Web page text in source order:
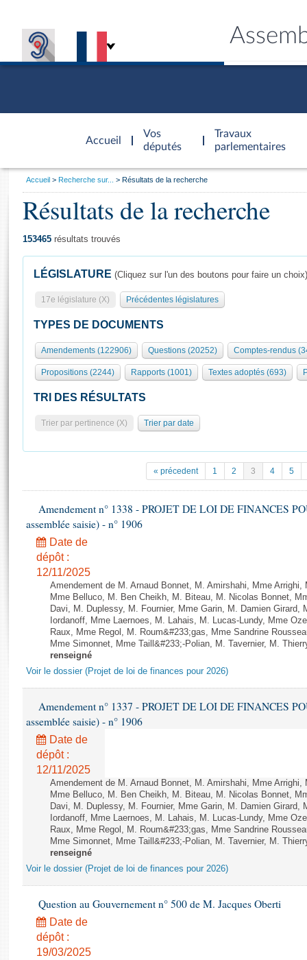
Accueil
d'accueil
Vos
députés
Travaux
parlementaires
Présidence
577 députés
Groupes politiques
Séance publique
Commissions et autres organes
Europe et International
Pétitions
Projets de loi
Propositions de loi
Amendements
Textes adoptés
Rapports d'information
Rapports d'enquête
Rapports législatifs
Rapports sur l'application des lois
Baromètre de l’application des lois
Dossiers législatifs
Budget et sécurité sociale
Questions écrites et orales
Comptes rendus des débats
Général
Rôle et pouvoirs de l'Assemblée
Organisation de l'Assemblée
Présidence Conférence des Présidents Bureau Collège des
Statistiques et chiffres clés
Documents de référence
( Constitution | Règlement de l'Assemblée ... )
Juniors
Anciennes législatures
Liens vers les sites publics
Visiter l'Assemblée
Visite virtuelle du palais Bourbon
Assister à une séance
Contacts et plan d'accès
Photos libres de droit
Vous
Accueil Recherche sur... Résultats de la recherche
Résultats de la recherche
153465 résultats trouvés
LÉGISLATURE (Cliquez sur l'un des boutons pour faire un choix)
17e législature (X) Précédentes législatures
TYPES DE DOCUMENTS
Amendements (122906) Questions (20252) Comptes-rendus
Propositions (2244) Rapports (1001) Textes adoptés (693)
TRI DES RÉSULTATS
Trier par pertinence (X) Trier par date
« précedent 1 2 3 4 5
Amendement n° 1338 - PROJET DE LOI DE FINANCES
assemblée saisie) - n° 1906
Date de
dépôt :
12/11/2025
Amendement de M. Arnaud Bonnet, M. Amirshahi, Mme
Mme Belluco, M. Ben Cheikh, M. Biteau, M. Nicolas Bonnet,
Davi, M. Duplessy, M. Fournier, Mme Garin, M. Damien Girard,
Iordanoff, Mme Laernoes, M. Lahais, M. Lucas-Lundy, Mme
Raux, Mme Regol, M. Roum&#233;gas, Mme Sandrine
Mme Simonnet, Mme Taill&#233;-Polian, M. Tavernier, M.
renseigné
Voir le dossier (Projet de loi de finances pour 2026)
Amendement n° 1337 - PROJET DE LOI DE FINANCES
assemblée saisie) - n° 1906
Date de
dépôt :
12/11/2025
Amendement de M. Arnaud Bonnet, M. Amirshahi, Mme
Mme Belluco, M. Ben Cheikh, M. Biteau, M. Nicolas Bonnet,
Davi, M. Duplessy, M. Fournier, Mme Garin, M. Damien Girard,
Iordanoff, Mme Laernoes, M. Lahais, M. Lucas-Lundy, Mme
Raux, Mme Regol, M. Roum&#233;gas, Mme Sandrine
Mme Simonnet, Mme Taill&#233;-Polian, M. Tavernier, M.
renseigné
Voir le dossier (Projet de loi de finances pour 2026)
Question au Gouvernement n° 500 de M. Jacques Oberti
Date de
dépôt :
19/03/2025